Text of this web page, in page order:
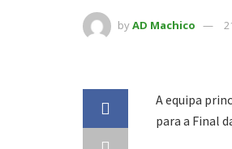
byAD Machico
A equipa
para a Final